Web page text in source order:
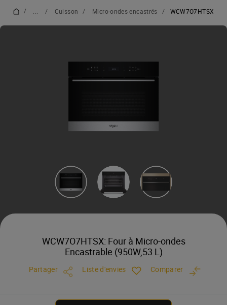
/ / Cuisson / Micro-ondes encastrés / WCW7O7HTSX
WCW7O7HTSX: Four à Micro-ondes
Encastrable (950W,53 L)
Partager Liste d'envies Comparer